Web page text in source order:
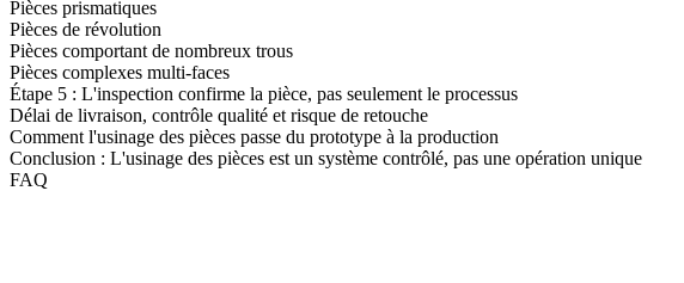
Pièces prismatiques
Pièces de révolution
Pièces comportant de nombreux trous
Pièces complexes multi-faces
Étape 5 : L'inspection confirme la pièce, pas seulement le processus
Délai de livraison, contrôle qualité et risque de retouche
Comment l'usinage des pièces passe du prototype à la production
Conclusion : L'usinage des pièces est un système contrôlé, pas une opération unique
FAQ